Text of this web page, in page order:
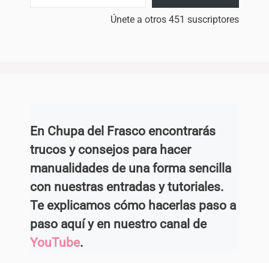
Únete a otros 451 suscriptores
En Chupa del Frasco encontrarás
trucos y consejos para hacer
manualidades de una forma sencilla
con nuestras entradas y tutoriales.
Te explicamos cómo hacerlas paso a
paso aquí y en nuestro canal de
YouTube.